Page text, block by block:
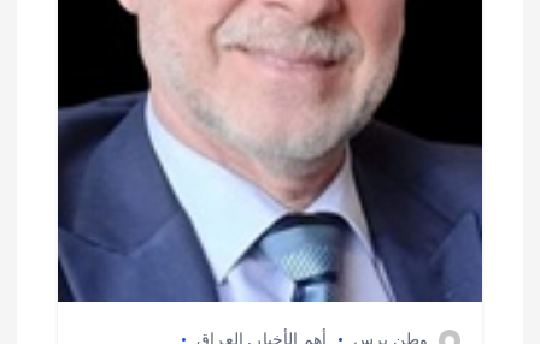
وطن برس أهم الأخبار , العراق